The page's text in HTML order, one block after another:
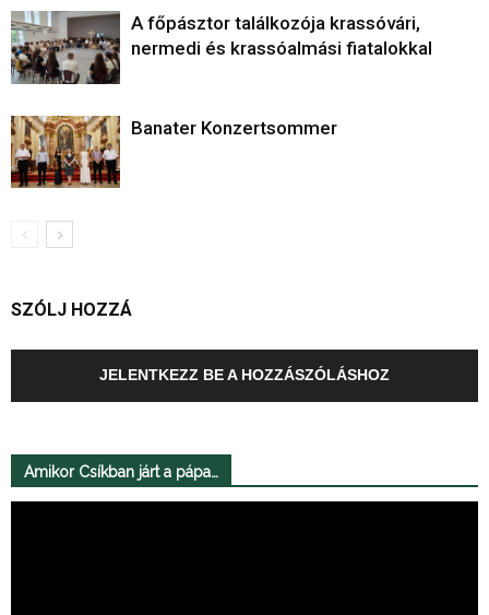
A főpásztor találkozója krassóvári,
nermedi és krassóalmási fiatalokkal
Banater Konzertsommer
SZÓLJ HOZZÁ
JELENTKEZZ BE A HOZZÁSZÓLÁSHOZ
Amikor Csíkban járt a pápa…